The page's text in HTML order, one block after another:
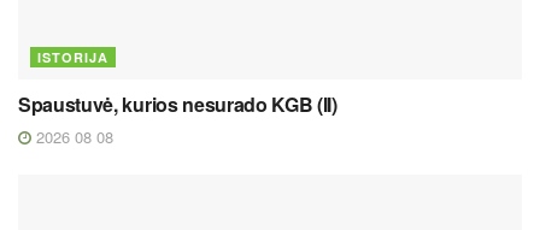
ISTORIJA
Spaustuvė, kurios nesurado KGB (II)
2026 08 08